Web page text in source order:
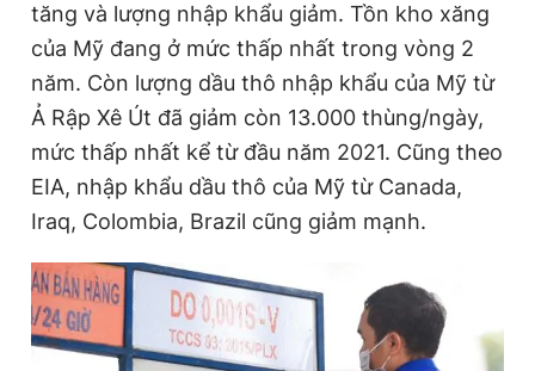
Theo dõi báo trên
Hotline
0906 645 777
Liên hệ quảng cáo
Đặt báo Quảng cáo RSS Tòa soạn Chính sách bảo
Phó tổng biên tập thường trực: Hải Thành
Phó tổng biên tập: Lâm Hiếu Dũng
Phó tổng biên tập: Trần Việt Hưng
Tổng thư ký tòa soạn: Đức Trung
tăng và lượng nhập khẩu giảm. Tồn kho xăng
của Mỹ đang ở mức thấp nhất trong vòng 2
năm. Còn lượng dầu thô nhập khẩu của Mỹ từ
Ả Rập Xê Út đã giảm còn 13.000 thùng/ngày,
mức thấp nhất kể từ đầu năm 2021. Cũng theo
EIA, nhập khẩu dầu thô của Mỹ từ Canada,
Iraq, Colombia, Brazil cũng giảm mạnh.